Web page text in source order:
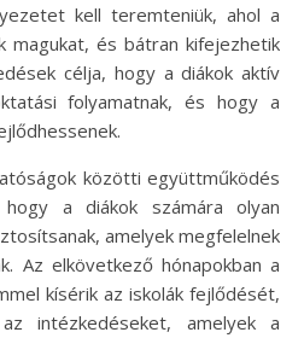
kell teremteniük, ahol a
magukat, és bátran kifejezhetik
célja, hogy a diákok aktív
folyamatnak, és hogy a
közötti együttműködés
hogy a diákok számára olyan
amelyek megfelelnek
Az elkövetkező hónapokban a
kísérik az iskolák fejlődését,
intézkedéseket, amelyek a